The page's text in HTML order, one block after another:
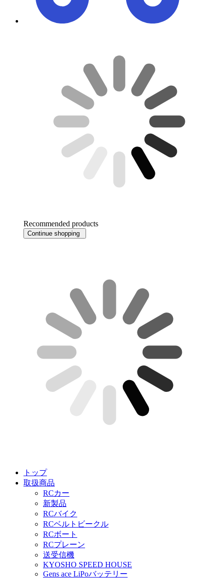
Recommended products
Continue shopping
トップ
取扱商品
RCカー
新製品
RCバイク
RCベルトビークル
RCボート
RCプレーン
送受信機
KYOSHO SPEED HOUSE
Gens ace LiPoバッテリー